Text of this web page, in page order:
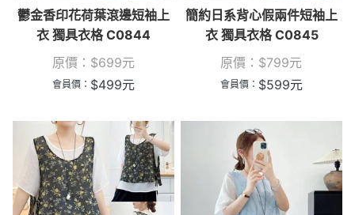
鬱金香印花荷葉滾邊短袖上
衣 獨具衣格 C0844
原價： $699元
會員價： $499元
簡約日系背心假兩件短袖上
衣 獨具衣格 C0845
原價： $799元
會員價： $599元